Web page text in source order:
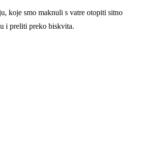
koje smo maknuli s vatre otopiti sitno
i preliti preko biskvita.